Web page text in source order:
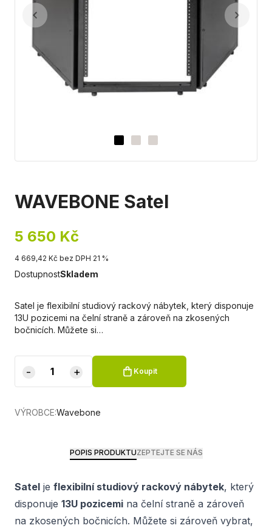
WAVEBONE Satel
5 650 Kč
4 669,42 Kč bez DPH 21 %
DostupnostSkladem
Satel je flexibilní studiový rackový nábytek, který disponuje
13U pozicemi na čelní straně a zároveň na zkosených
bočnicích. Můžete si…
- + Koupit
VÝROBCE:Wavebone
POPIS PRODUKTUZEPTEJTE SE NÁS
Satel je flexibilní studiový rackový nábytek, který
disponuje 13U pozicemi na čelní straně a zároveň
na zkosených bočnicích. Můžete si zároveň vybrat,